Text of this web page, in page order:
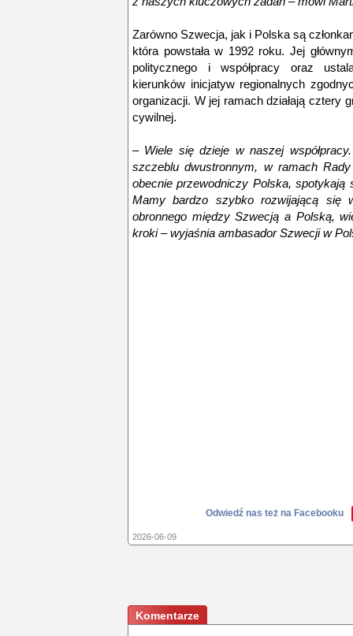
Zarówno Szwecja, jak i Polska są
która powstała w 1992 roku. Jej
politycznego i współpracy oraz
kierunków inicjatyw regionalnych
organizacji. W jej ramach działają cztery
cywilnej.
– Wiele się dzieje w naszej
szczeblu dwustronnym, w ramach
obecnie przewodniczy Polska, spotykają
Mamy bardzo szybko rozwijającą się
obronnego między Szwecją a Polską,
kroki – wyjaśnia ambasador Szwecji w
Odwiedź nas też na Facebooku
2026-06-09
Komentarze